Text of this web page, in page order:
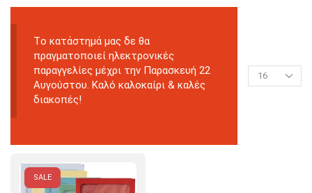
Tο κατάστημά μας δε θα
πραγματοποιεί ηλεκτρονικές
παραγγελίες μέχρι την Παρασκευή 22
Αυγούστου. Καλό καλοκαίρι & καλές
διακοπές!
SALE